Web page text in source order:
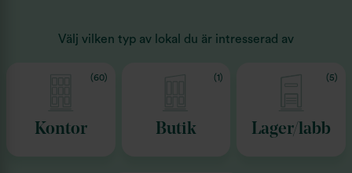
Välj vilken typ av lokal du är intresserad av
Kontor
(60)
Butik
(1)
Lager/labb
(5)